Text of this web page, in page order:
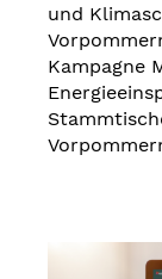
und
Kampagne